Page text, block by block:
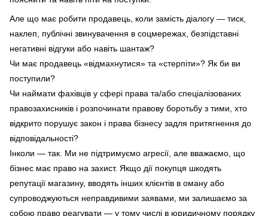
Але що має робити продавець, коли замість діалогу — тиск,
наклеп, публічні звинувачення в соцмережах, безпідставні
негативні відгуки або навіть шантаж?
Чи має продавець «відмахнутися» та «стерпіти»? Як би ви
поступили?
Чи наймати фахівців у сфері права та/або спеціалізованих
правозахисників і розпочинати правову боротьбу з тими, хто
відкрито порушує закон і права бізнесу задля притягнення до
відповідальності?
Інколи — так. Ми не підтримуємо агресії, але вважаємо, що
бізнес має право на захист. Якщо дії покупця шкодять
репутації магазину, вводять інших клієнтів в оману або
супроводжуються неправдивими заявами, ми залишаємо за
собою право реагувати — у тому числі в юридичному порядку